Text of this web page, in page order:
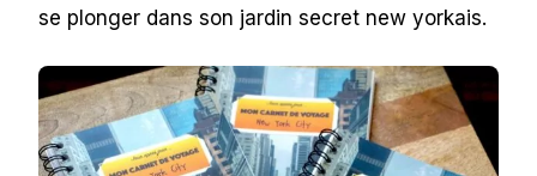
se plonger dans son jardin secret new yorkais.